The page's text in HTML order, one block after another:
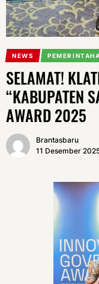
NEWS
SELAMAT!
“KABUPATEN
AWARD 2025
Brantasbaru
11 Desember